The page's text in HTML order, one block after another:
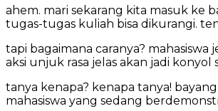
ahem. mari sekarang kita masuk ke
tugas-tugas kuliah bisa dikurangi.
tapi bagaimana caranya?
aksi unjuk rasa jelas akan jadi konyol
tanya kenapa? kenapa tanya!
mahasiswa yang sedang